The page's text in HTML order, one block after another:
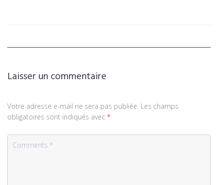
Laisser un commentaire
Votre adresse e-mail ne sera pas publiée. Les champs
obligatoires sont indiqués avec *